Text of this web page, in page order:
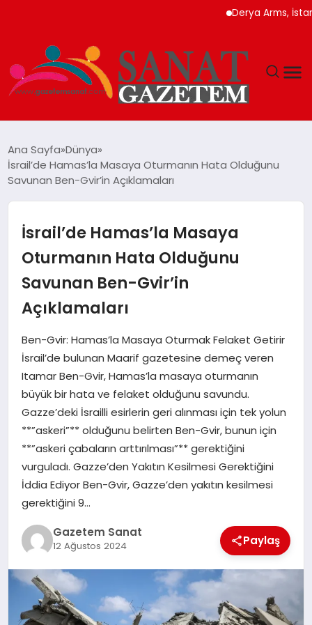
Derya Arms, İstanbul
TEKNOLOJI
YAŞAM
EKONOMI
SAĞLIK
DÜNYA
EĞITIM
Ana Sayfa Dünya
İsrail’de Hamas’la Masaya Oturmanın Hata Olduğunu
Savunan Ben-Gvir’in Açıklamaları
İsrail’de Hamas’la Masaya
Oturmanın Hata Olduğunu
Savunan Ben-Gvir’in
Açıklamaları
Ben-Gvir: Hamas’la Masaya Oturmak Felaket Getirir
İsrail’de bulunan Maarif gazetesine demeç veren
Itamar Ben-Gvir, Hamas’la masaya oturmanın
büyük bir hata ve felaket olduğunu savundu.
Gazze’deki İsrailli esirlerin geri alınması için tek yolun
**”askeri”** olduğunu belirten Ben-Gvir, bunun için
**”askeri çabaların arttırılması”** gerektiğini
vurguladı. Gazze’den Yakıtın Kesilmesi Gerektiğini
İddia Ediyor Ben-Gvir, Gazze’den yakıtın kesilmesi
gerektiğini 9…
Gazetem Sanat
12 Ağustos 2024 Paylaş